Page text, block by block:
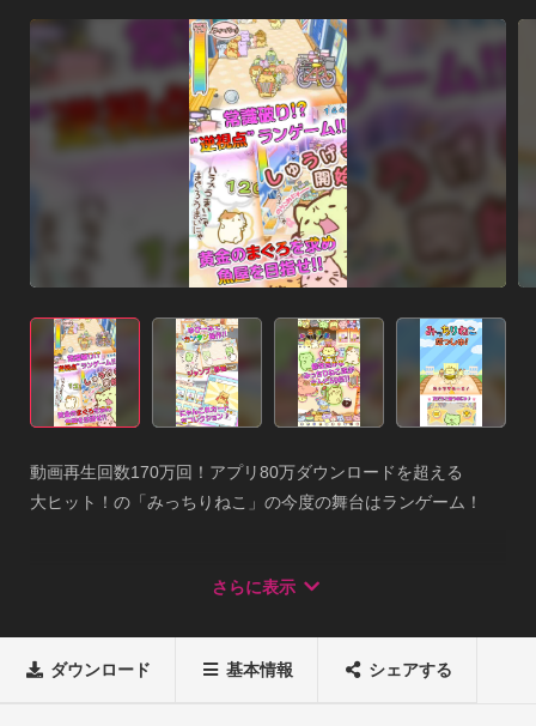
動画再生回数170万回！アプリ80万ダウンロードを超える
大ヒット！の「みっちりねこ」の今度の舞台はランゲーム！
走って！飛んで！食べられちゃう！？
------
さらに表示
ダウンロード 基本情報 シェアする